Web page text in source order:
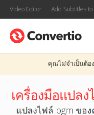
Video Editor Add Subtitles to
คุณไม่จำเป็นต้อ
เครื่องมือแปล
แปลงไฟล์ pgm ขอ